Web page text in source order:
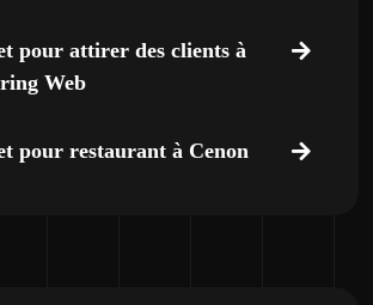
pour attirer des clients à
Web
pour restaurant à Cenon